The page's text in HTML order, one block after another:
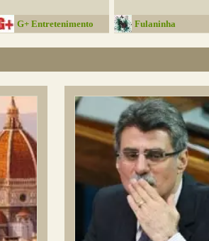
G+ Entretenimento
Fulaninha